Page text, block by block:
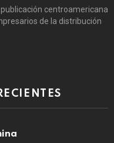
centroamericana
de la distribución